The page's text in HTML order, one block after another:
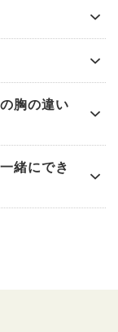
胸の違い
緒にでき